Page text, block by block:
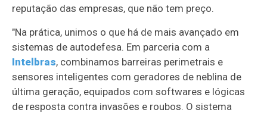
reputação das empresas, que não tem preço.
"Na prática, unimos o que há de mais avançado em
sistemas de autodefesa. Em parceria com a
Intelbras, combinamos barreiras perimetrais e
sensores inteligentes com geradores de neblina de
última geração, equipados com softwares e lógicas
de resposta contra invasões e roubos. O sistema